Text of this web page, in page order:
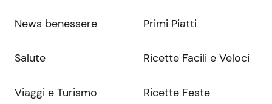
News benessere
Salute
Viaggi e Turismo
Primi Piatti
Ricette Facili e Veloci
Ricette Feste